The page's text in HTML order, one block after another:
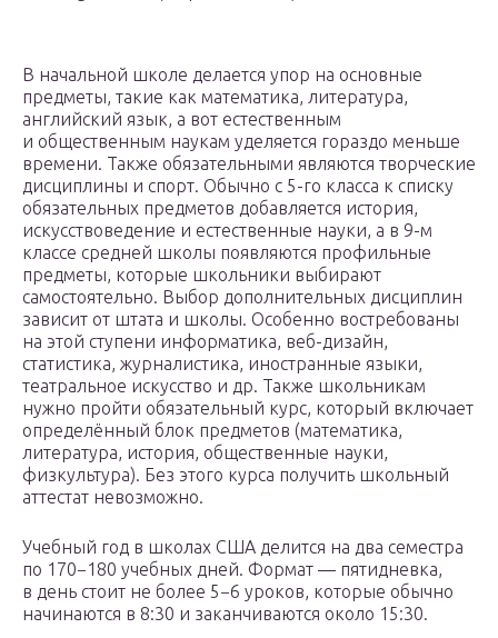
В начальной школе делается упор на основные
предметы, такие как математика, литература,
английский язык, а вот естественным
и общественным наукам уделяется гораздо меньше
времени. Также обязательными являются творческие
дисциплины и спорт. Обычно с 5-го класса к списку
обязательных предметов добавляется история,
искусствоведение и естественные науки, а в 9-м
классе средней школы появляются профильные
предметы, которые школьники выбирают
самостоятельно. Выбор дополнительных дисциплин
зависит от штата и школы. Особенно востребованы
на этой ступени информатика, веб-дизайн,
статистика, журналистика, иностранные языки,
театральное искусство и др. Также школьникам
нужно пройти обязательный курс, который включает
определённый блок предметов (математика,
литература, история, общественные науки,
физкультура). Без этого курса получить школьный
аттестат невозможно.
Учебный год в школах США делится на два семестра
по 170−180 учебных дней. Формат — пятидневка,
в день стоит не более 5−6 уроков, которые обычно
начинаются в 8:30 и заканчиваются около 15:30.